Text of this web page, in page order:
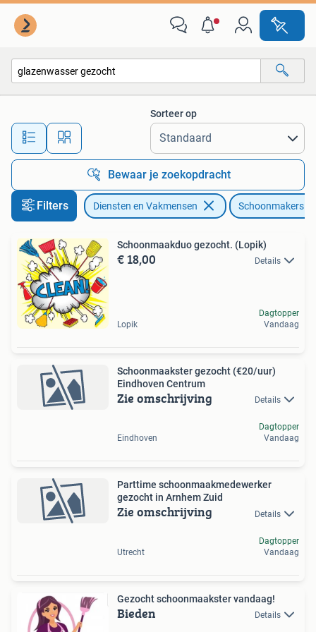
Alle afstanden…
Sorteer op
Bewaar je zoekopdracht
Filters Diensten en Vakmensen Schoonmakers
Schoonmaakduo gezocht. (Lopik)
€ 18,00 Details
Lopik
Dagtopper
Vandaag
Schoonmaakster gezocht (€20/uur)
Eindhoven Centrum
Zie omschrijving Details
Eindhoven
Dagtopper
Vandaag
Parttime schoonmaakmedewerker
gezocht in Arnhem Zuid
Zie omschrijving Details
Utrecht
Dagtopper
Vandaag
Gezocht schoonmaakster vandaag!
Bieden Details